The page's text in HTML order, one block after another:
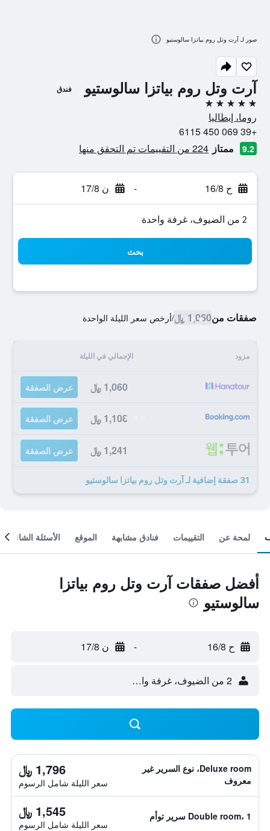
آرت وتل روم بياتزا سالوستيو فندق
5 نجوم
روما، إيطاليا
+39 069 450 6115
9.2 ممتاز 224 من التقييمات تم التحقق منها
ح 16/8 - ن 17/8
2 من الضيوف، غرفة واحدة
بحث
صفقات من1,060 ﷼ /أرخص سعر الليلة الواحدة
مزود الإجمالي في الليلة
1,060 ﷼ عرض الصفقة
1,108 ﷼ عرض الصفقة
1,241 ﷼ عرض الصفقة
31 صفقة إضافية لـ آرت وتل روم بياتزا سالوستيو
صور لـ آرت وتل روم بياتزا سالوستيو
لمحة عن التقييمات فنادق مشابهة الموقع الأسئلة الشائعة
أفضل صفقات آرت وتل روم بياتزا
سالوستيو
ح 16/8 - ن 17/8
2 من الضيوف، غرفة واحدة
Deluxe room، نوع السرير غير
معروف
1,796 ﷼
سعر الليلة شامل الرسوم
Double room، 1 سرير توأم 1,545 ﷼
سعر الليلة شامل الرسوم